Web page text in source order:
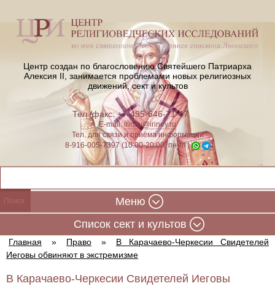
Центр создан по благословению Святейшего Патриарха
Алексия II, занимается проблемами новых религиозных
движений, сект и культов
Тел./факс: +7-495-646-71-47
E-mail:iriney@iriney.ru
Тел. для связи и приёма информации
8-916-005-7397 (10:00-20:00, пн-пт)
Меню
Cписок сект и культов
Главная » Право »
В Карачаево-Черкесии Свидетелей
Иеговы обвиняют в экстремизме
В Карачаево-Черкесии Свидетелей Иеговы